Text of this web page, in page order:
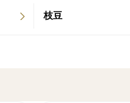
枝豆